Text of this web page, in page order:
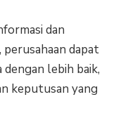
dan
dapat
lebih baik,
keputusan yang